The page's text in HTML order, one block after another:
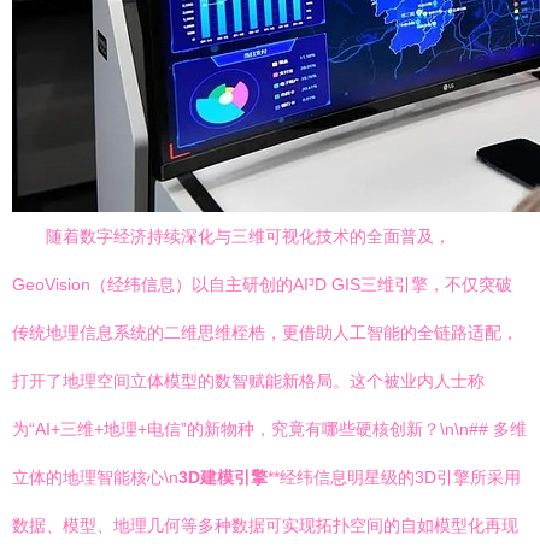
随着数字经济持续深化与三维可视化技术的全面普及，
GeoVision（经纬信息）以自主研创的AI³D GIS三维引擎，不仅突破
传统地理信息系统的二维思维桎梏，更借助人工智能的全链路适配，
打开了地理空间立体模型的数智赋能新格局。这个被业内人士称
为“AI+三维+地理+电信”的新物种，究竟有哪些硬核创新？\n\n## 多维
立体的地理智能核心\n3D建模引擎**经纬信息明星级的3D引擎所采用
数据、模型、地理几何等多种数据可实现拓扑空间的自如模型化再现